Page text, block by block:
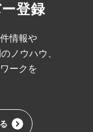
登録
情報や
ノウハウ、
ークを